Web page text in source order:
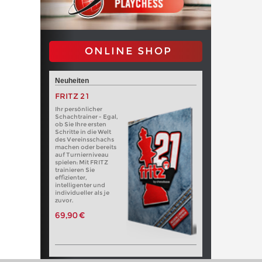
ONLINE SHOP
Neuheiten
FRITZ 21
Ihr persönlicher
Schachtrainer - Egal,
ob Sie Ihre ersten
Schritte in die Welt
des Vereinsschachs
machen oder bereits
auf Turnierniveau
spielen: Mit FRITZ
trainieren Sie
effizienter,
intelligenter und
individueller als je
zuvor.
69,90 €